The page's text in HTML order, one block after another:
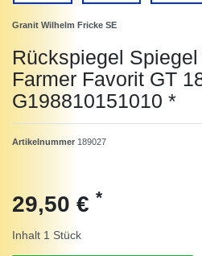
Granit Wilhelm Fricke SE
Rückspiegel
Farmer Favorit GT
G198810151010 *
Artikelnummer 189027
29,50 € *
Inhalt 1 Stück